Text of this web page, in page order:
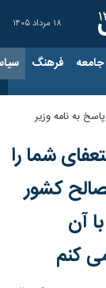
۱۸ مرداد ۱۴۰۵
جامعه فرهنگ
به نامه وزیر
شما را
كشور
آن
كنم